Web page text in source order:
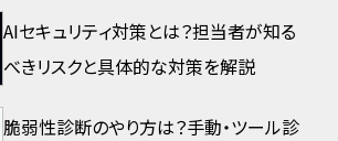
AIセキュリティ対策とは？担当者が知る
べきリスクと具体的な対策を解説
脆弱性診断のやり方は？手動・ツール診